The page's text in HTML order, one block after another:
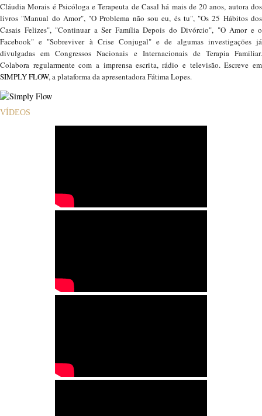
Cláudia Morais é Psicóloga e Terapeuta de Casal há mais de 20 anos, autora dos
livros "Manual do Amor", "O Problema não sou eu, és tu", "Os 25 Hábitos dos
Casais Felizes", "Continuar a Ser Família Depois do Divórcio", "O Amor e o
Facebook" e "Sobreviver à Crise Conjugal" e de algumas investigações já
divulgadas em Congressos Nacionais e Internacionais de Terapia Familiar.
Colabora regularmente com a imprensa escrita, rádio e televisão. Escreve em
SIMPLY FLOW, a plataforma da apresentadora Fátima Lopes.
VÍDEOS